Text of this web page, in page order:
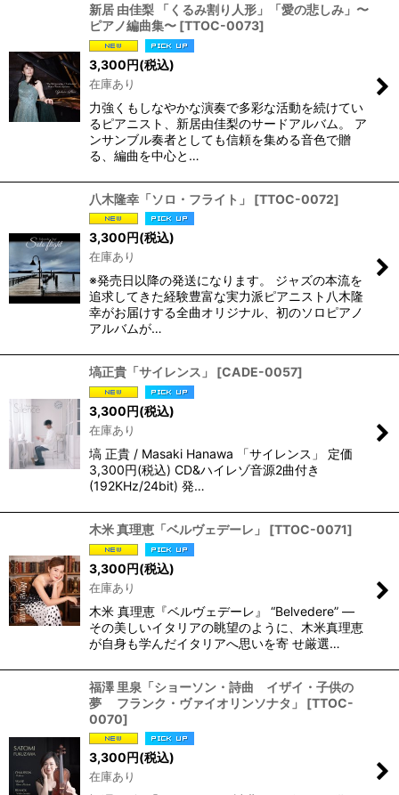
新居 由佳梨 「くるみ割り人形」「愛の悲しみ」〜
ピアノ編曲集〜 [TTOC-0073]
3,300円(税込)
在庫あり
力強くもしなやかな演奏で多彩な活動を続けてい
るピアニスト、新居由佳梨のサードアルバム。 ア
ンサンブル奏者としても信頼を集める音色で贈
る、編曲を中心と…
八木隆幸「ソロ・フライト」 [TTOC-0072]
3,300円(税込)
在庫あり
※発売日以降の発送になります。 ジャズの本流を
追求してきた経験豊富な実力派ピアニスト八木隆
幸がお届けする全曲オリジナル、初のソロピアノ
アルバムが…
塙正貴「サイレンス」 [CADE-0057]
3,300円(税込)
在庫あり
塙 正貴 / Masaki Hanawa 「サイレンス」 定価
3,300円(税込) CD&ハイレゾ音源2曲付き
(192KHz/24bit) 発…
木米 真理恵「ベルヴェデーレ」 [TTOC-0071]
3,300円(税込)
在庫あり
木米 真理恵『ベルヴェデーレ』 “Belvedere” ―
その美しいイタリアの眺望のように、木米真理恵
が自身も学んだイタリアへ思いを寄 せ厳選…
福澤 里泉「ショーソン・詩曲 イザイ・子供の
夢 フランク・ヴァイオリンソナタ」
[TTOC-
0070]
3,300円(税込)
在庫あり